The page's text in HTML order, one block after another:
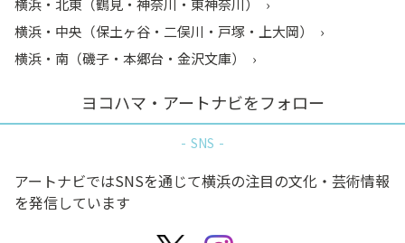
横浜・北東（鶴見・神奈川・東神奈川）
横浜・中央（保土ヶ谷・二俣川・戸塚・上大岡）
横浜・南（磯子・本郷台・金沢文庫）
ヨコハマ・アートナビをフォロー
SNS
アートナビではSNSを通じて横浜の注目の文化・芸術情報
を発信しています